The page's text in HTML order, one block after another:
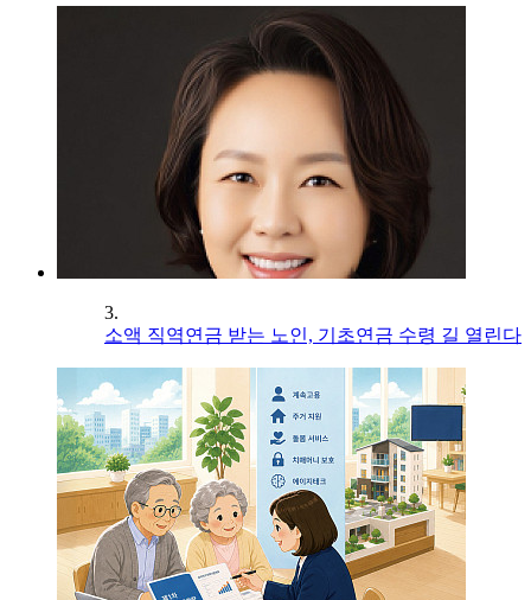
3.
소액 직역연금 받는 노인, 기초연금 수령 길 열린다